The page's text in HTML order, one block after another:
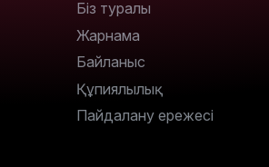
Біз туралы
Жарнама
Байланыс
Құпиялылық
Пайдалану ережесі